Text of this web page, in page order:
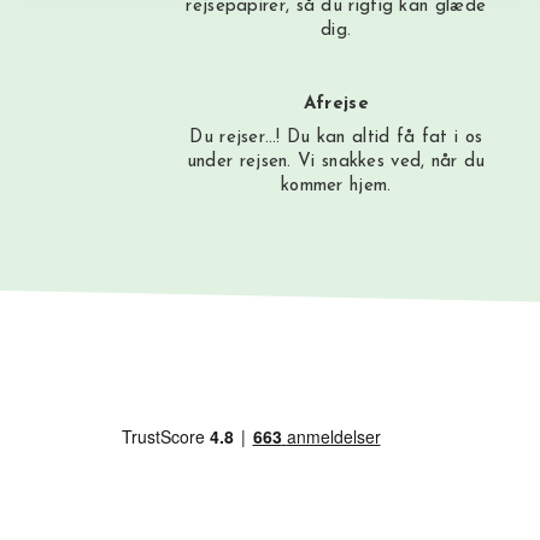
rejsepapirer, så du rigtig kan glæde
dig.
Afrejse
Du rejser…! Du kan altid få fat i os
under rejsen. Vi snakkes ved, når du
kommer hjem.